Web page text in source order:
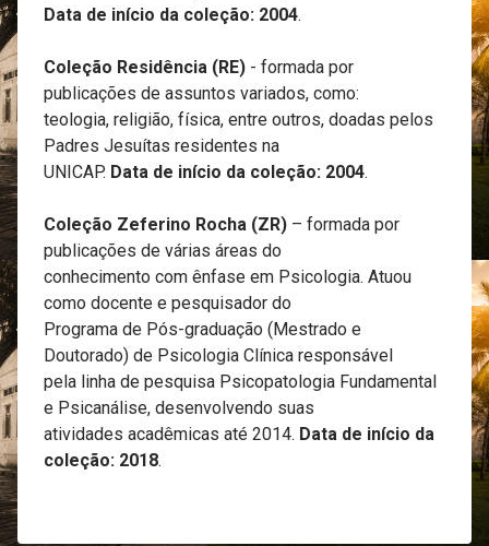
Data de início da coleção: 2004.
Coleção Residência (RE) - formada por
publicações de assuntos variados, como:
teologia, religião, física, entre outros, doadas pelos
Padres Jesuítas residentes na
UNICAP. Data de início da coleção: 2004.
Coleção Zeferino Rocha (ZR) – formada por
publicações de várias áreas do
conhecimento com ênfase em Psicologia. Atuou
como docente e pesquisador do
Programa de Pós-graduação (Mestrado e
Doutorado) de Psicologia Clínica responsável
pela linha de pesquisa Psicopatologia Fundamental
e Psicanálise, desenvolvendo suas
atividades acadêmicas até 2014. Data de início da
coleção: 2018.